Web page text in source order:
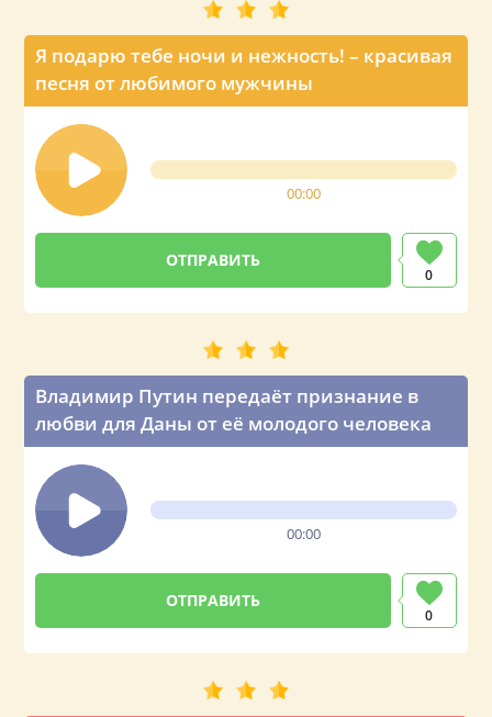
Я подарю тебе ночи и нежность! – красивая
песня от любимого мужчины
00:00
0
Владимир Путин передаёт признание в
любви для Даны от её молодого человека
00:00
0